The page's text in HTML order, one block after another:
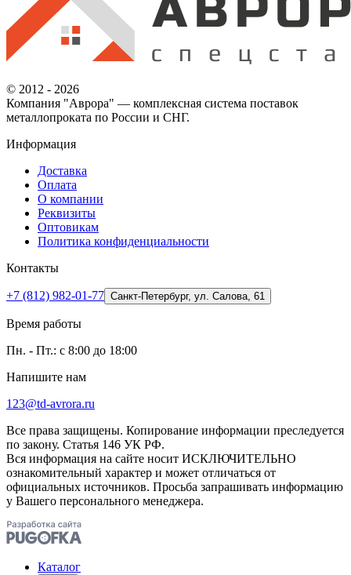
© 2012 - 2026
Компания "Аврора" — комплексная система поставок
металлопроката по России и СНГ.
Информация
Доставка
Оплата
О компании
Реквизиты
Оптовикам
Политика конфиденциальности
Контакты
+7 (812) 982-01-77 Санкт-Петербург, ул. Салова, 61
Время работы
Пн. - Пт.: с 8:00 до 18:00
Напишите нам
123@td-avrora.ru
Все права защищены. Копирование информации преследуется
по закону. Статья 146 УК РФ.
Вся информация на сайте носит ИСКЛЮЧИТЕЛЬНО
ознакомительный характер и может отличаться от
официальных источников. Просьба запрашивать информацию
у Вашего персонального менеджера.
Каталог